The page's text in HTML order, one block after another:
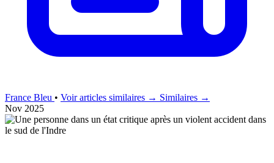
France Bleu • Voir articles similaires → Similaires →
Nov 2025